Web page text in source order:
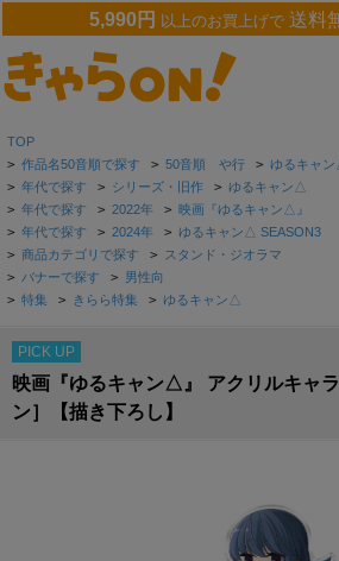
5,990円 以上のお買上げで 送料
TOP
> 作品名50音順で探す > 50音順 や行 > ゆるキャ
> 年代で探す > シリーズ・旧作 > ゆるキャン△
> 年代で探す > 2022年 > 映画『ゆるキャン△』
> 年代で探す > 2024年 > ゆるキャン△ SEASON3
> 商品カテゴリで探す > スタンド・ジオラマ
> バナーで探す > 男性向
> 特集 > きらら特集 > ゆるキャン△
PICK UP
映画『ゆるキャン△』 アクリルキャ
ン］【描き下ろし】